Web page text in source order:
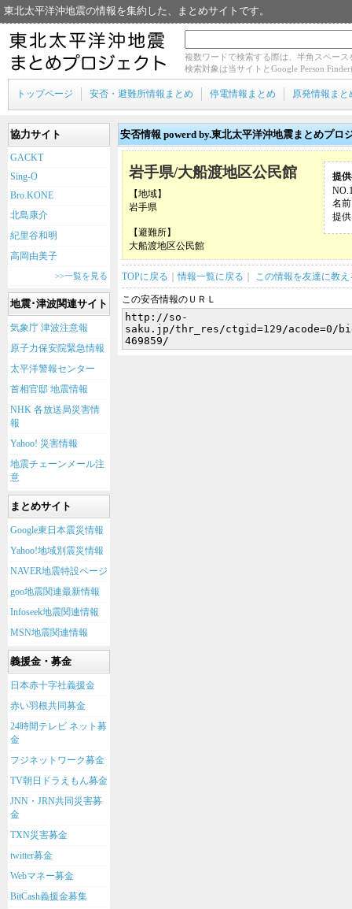
東北太平洋沖地震の情報を集約した、まとめサイトです。
複数ワードで検索する際は、半角スペース
検索対象は当サイトとGoogle Person
トップページ 安否・避難所情報まとめ 停電情報まとめ 原発情報まと
協力サイト
GACKT
Sing-O
Bro.KONE
北島康介
紀里谷和明
高岡由美子
>>一覧を見る
地震･津波関連サイト
気象庁 津波注意報
原子力保安院緊急情報
太平洋警報センター
首相官邸 地震情報
NHK 各放送局災害情
報
Yahoo! 災害情報
地震チェーンメール注
意
まとめサイト
Google東日本震災情報
Yahoo!地域別震災情報
NAVER地震特設ページ
goo地震関連最新情報
Infoseek地震関連情報
MSN地震関連情報
義援金・募金
日本赤十字社義援金
赤い羽根共同募金
24時間テレビ ネット募
金
フジネットワーク募金
TV朝日ドラえもん募金
JNN・JRN共同災害募
金
TXN災害募金
twitter募金
Webマネー募金
BitCash義援金募集
安否情報 powerd by.東北太平洋沖地震まとめプロ
岩手県/大船渡地区公民館
【地域】
岩手県
【避難所】
大船渡地区公民館
提
名
提
TOPに戻る ｜情報一覧に戻る この情報を友達に教え
この安否情報のＵＲＬ